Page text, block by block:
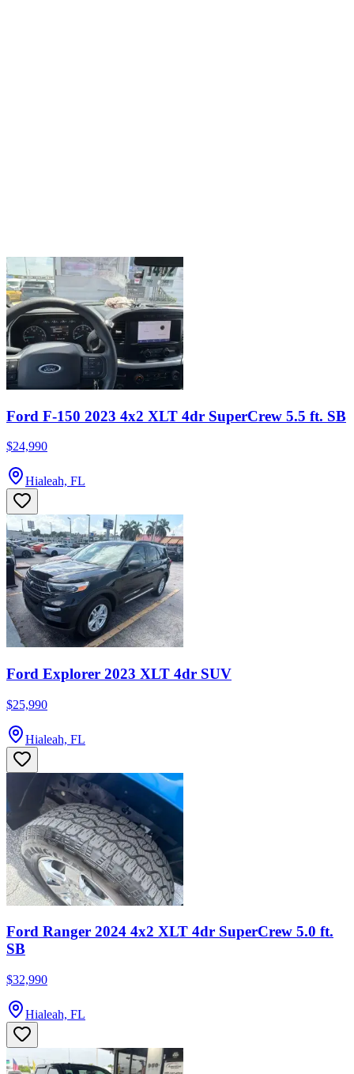
Ford F-150 2023 4x2 XLT 4dr SuperCrew 5.5 ft. SB
$24,990
Hialeah, FL
Ford Explorer 2023 XLT 4dr SUV
$25,990
Hialeah, FL
Ford Ranger 2024 4x2 XLT 4dr SuperCrew 5.0 ft.
SB
$32,990
Hialeah, FL